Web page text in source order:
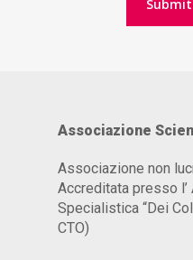
Associazione
Associazione non
Accreditata presso
Specialistica “Dei
CTO)